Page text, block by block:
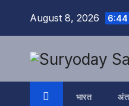
August 8, 2026 6:44
भारत